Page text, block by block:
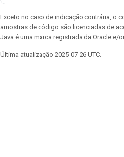
Exceto no caso de indicação contrária, o
amostras de código são licenciadas de
Java é uma marca registrada da Oracle
Última atualização 2025-07-26 UTC.